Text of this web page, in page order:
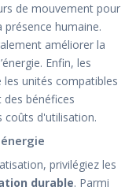
de mouvement pour
humaine.
améliorer la
Enfin, les
unités compatibles
bénéfices
coûts d'utilisation.
privilégiez les
durable. Parmi